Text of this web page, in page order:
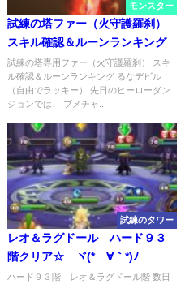
モンスター
試練の塔ファー（火守護羅刹）
スキル確認＆ルーンランキング
試練の塔専用ファー（火守護羅刹） スキ
ル確認＆ルーンランキング るなデビル
（自由でラッキー） 先日のヒーローダン
ジョンでは、 ブメチャ...
試練のタワー
レオ＆ラグドール ハード９３
階クリア☆ ヾ(*´∀｀*)ﾉ
ハード９３階 レオ＆ラグドール階 数日